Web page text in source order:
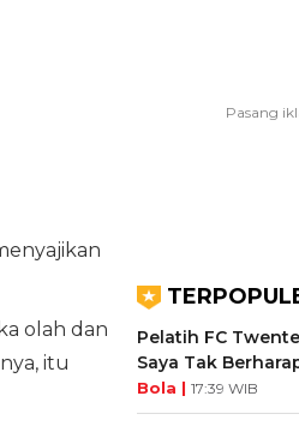
olah dan
itu
Pelatih FC
Saya Tak
Bola | 17:39 WIB